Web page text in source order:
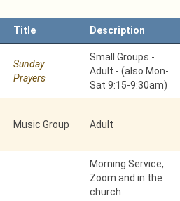
Title Description
Sunday
Prayers
Small Groups -
Adult - (also Mon-
Sat 9:15-9:30am)
Music Group Adult
Morning Service,
Zoom and in the
church